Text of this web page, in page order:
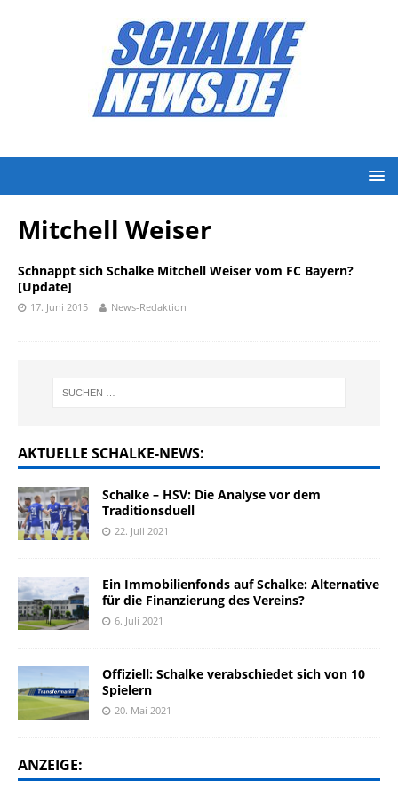
Mitchell Weiser
Schnappt sich Schalke Mitchell Weiser vom FC Bayern?
[Update]
17. Juni 2015 News-Redaktion
AKTUELLE SCHALKE-NEWS:
Schalke – HSV: Die Analyse vor dem
Traditionsduell
22. Juli 2021
Ein Immobilienfonds auf Schalke: Alternative
für die Finanzierung des Vereins?
6. Juli 2021
Offiziell: Schalke verabschiedet sich von 10
Spielern
20. Mai 2021
ANZEIGE: